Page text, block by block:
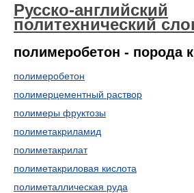
Русско-английский
политехнический
полимеробетон - порода
полимеробетон
полимерцементный раствор
полимеры фруктозы
полиметакриламид
полиметакрилат
полиметакриловая кислота
полиметаллическая руда